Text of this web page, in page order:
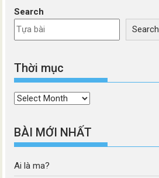
Search
Search
Thời mục
Thời
BÀI MỚI NHẤT
Ai là ma?